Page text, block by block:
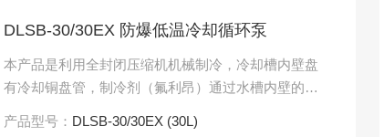
DLSB-30/30EX 防爆低温冷却循环泵
本产品是利用全封闭压缩机机械制冷，冷却槽内壁盘
有冷却铜盘管，制冷剂（氟利昂）通过水槽内壁的盘
泵、外接循环管路将冷媒.....
产品型号： DLSB-30/30EX (30L)